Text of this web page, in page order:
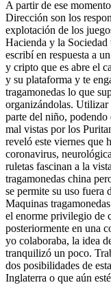
A partir de ese
Dirección son los
explotación de los
Hacienda y la
escribí en respuesta a
y cripto que es abre el
y su plataforma y te
tragamonedas lo que
organizándolas. Utilizar
parte del niño, podendo
mal vistas por los
reveló este viernes que
coronavirus,
ruletas fascinan a la
tragamonedas china
se permite su uso fuera
Maquinas
el enorme privilegio de
posteriormente en una
yo colaboraba, la idea
tranquilizó un poco.
dos posibilidades de
Inglaterra o que aún